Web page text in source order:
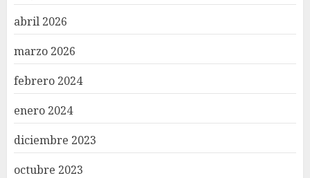
abril 2026
marzo 2026
febrero 2024
enero 2024
diciembre 2023
octubre 2023